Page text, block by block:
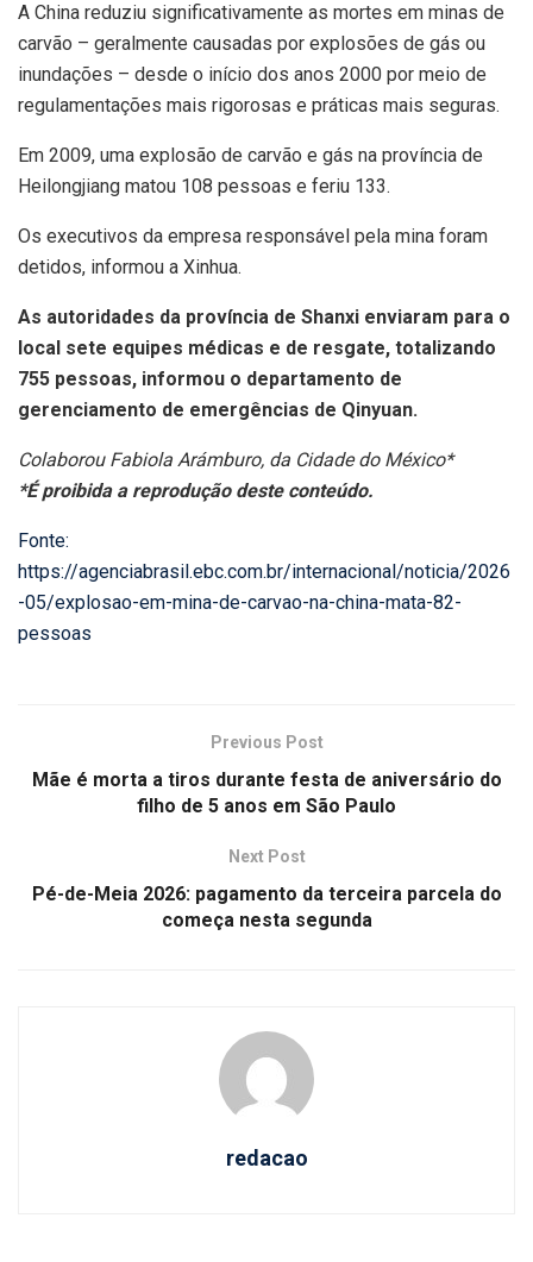
A China reduziu significativamente as mortes em minas de
carvão – geralmente causadas por explosões de gás ou
inundações – desde o início dos anos 2000 por meio de
regulamentações mais rigorosas e práticas mais seguras.
Em 2009, uma explosão de carvão e gás na província de
Heilongjiang matou 108 pessoas e feriu 133.
Os executivos da empresa responsável pela mina foram
detidos, informou a Xinhua.
As autoridades da província de Shanxi enviaram para o
local sete equipes médicas e de resgate, totalizando
755 pessoas, informou o departamento de
gerenciamento de emergências de Qinyuan.
Colaborou Fabiola Arámburo, da Cidade do México*
*É proibida a reprodução deste conteúdo.
Fonte:
https://agenciabrasil.ebc.com.br/internacional/noticia/2026
-05/explosao-em-mina-de-carvao-na-china-mata-82-
pessoas
Previous Post
Mãe é morta a tiros durante festa de aniversário do
filho de 5 anos em São Paulo
Next Post
Pé-de-Meia 2026: pagamento da terceira parcela do
começa nesta segunda
redacao